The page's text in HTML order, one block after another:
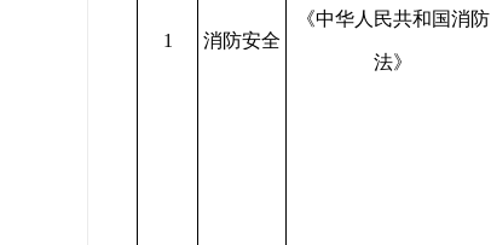
1 消防安全
《中华人民共和国消防
法》